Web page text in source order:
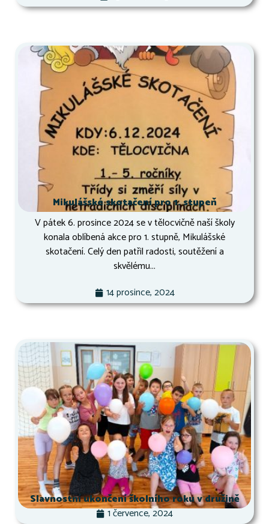
Mikulášské skotačení pro 1. stupeň
V pátek 6. prosince 2024 se v tělocvičně naší školy
konala oblíbená akce pro 1. stupně, Mikulášské
skotačení. Celý den patřil radosti, soutěžení a
skvělému...
14 prosince, 2024
Slavnostní ukončení školního roku v družině
1 července, 2024